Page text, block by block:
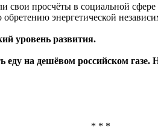
свои просчёты в социальной
энергетической
уровень развития.
на дешёвом российском
* * *